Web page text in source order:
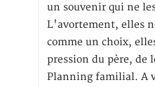
un souvenir qui ne
L'avortement, elles
comme un choix,
pression du père, de
Planning familial. A